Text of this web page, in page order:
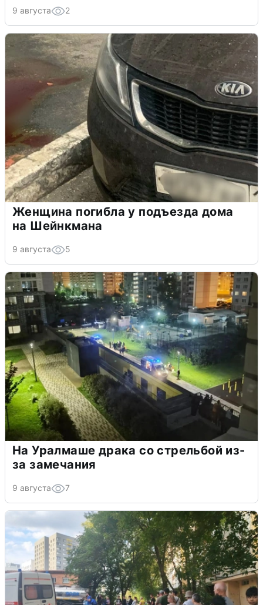
9 августа 2
Женщина погибла у подъезда дома
на Шейнкмана
9 августа 5
На Уралмаше драка со стрельбой из-
за замечания
9 августа 7